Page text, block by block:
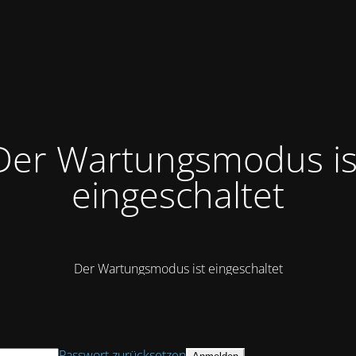
Wartungsmodus
eingeschaltet
Der Wartungsmodus ist eingeschaltet